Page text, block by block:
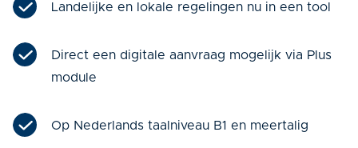
Landelijke en lokale regelingen nu in een tool
Direct een digitale aanvraag mogelijk via Plus
module
Op Nederlands taalniveau B1 en meertalig